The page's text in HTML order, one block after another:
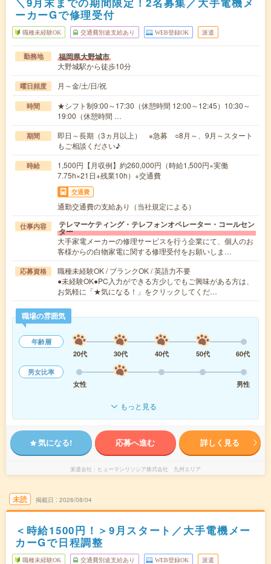
ーカーGで修理受付
職種未経験OK 交通費別途支給あり WEB登録OK 派遣
勤務地 福岡県大野城市
大野城駅から徒歩10分
曜日頻度 月～金/土/日/祝
時間
★シフト制9:00～17:30（休憩時間 12:00～12:45）10:30～
19:00（休憩時間 …
期間
即日～長期（3ヵ月以上） ※急募 ○8月～、9月～スタート
もご相談ください♪
時給
1,500円【月収例】約260,000円（時給1,500円×実働
7.75h×21日+残業10h）+交通費
交通費
通勤交通費の支給あり（当社規定による）
仕事内容 テレマーケティング・テレフォンオペレーター・コールセン
ター
大手家電メーカーの修理サービスを行う企業にて、個人のお
客様からの白物家電に関する修理受付をお願いしま…
応募資格
職種未経験OK / ブランクOK / 英語力不要
●未経験OK●PC入力ができる方少しでもご興味がある方は、
お気軽に「★気になる！」をクリックしてくだ…
職場の雰囲気
年齢層
20代
30代 40代 50代
60代
男女比率
女性
男性
もっと見る
気になる! 応募へ進む 詳しく見る
派遣会社 ヒューマンリソシア株式会社 九州エリア
未読 掲載日 2026/08/04
＜時給1500円！＞9月スタート／大手電機メー
カーGで日程調整
職種未経験OK 交通費別途支給あり WEB登録OK 派遣